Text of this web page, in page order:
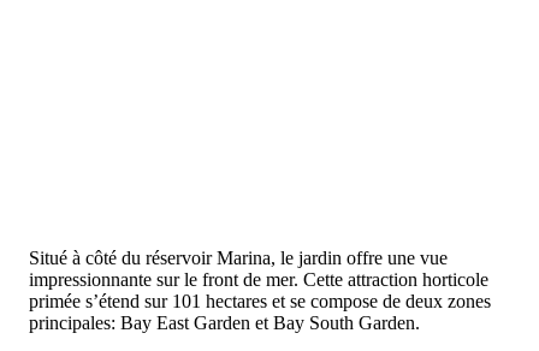
Situé à côté du réservoir Marina, le jardin offre une vue
impressionnante sur le front de mer. Cette attraction horticole
primée s’étend sur 101 hectares et se compose de deux zones
principales: Bay East Garden et Bay South Garden.